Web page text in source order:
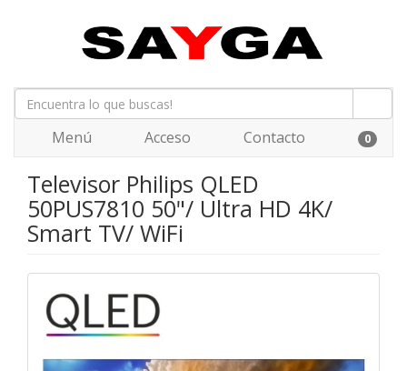
Menú Acceso Contacto 0
Televisor Philips QLED
50PUS7810 50"/ Ultra HD 4K/
Smart TV/ WiFi